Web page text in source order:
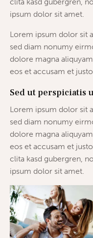
ipsum dolor sit amet.
Lorem ipsum dolor sit
sed diam nonumy
dolore magna
eos et accusam et justo.
Sed ut perspiciatis
Lorem ipsum dolor sit
sed diam nonumy
dolore magna
eos et accusam et
clita kasd gubergren,
ipsum dolor sit amet.